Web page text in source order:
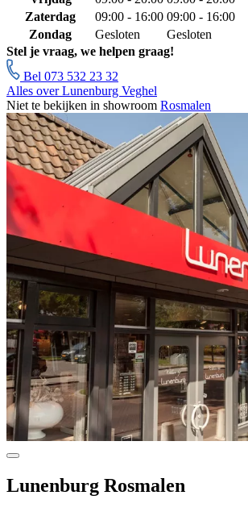
Zaterdag
09:00 - 16:00 09:00 - 16:00
Zondag
Gesloten
Gesloten
Stel je vraag, we helpen graag!
Bel 073 532 23 32
Alles over Lunenburg Veghel
Niet te bekijken in showroom Rosmalen
Lunenburg Rosmalen